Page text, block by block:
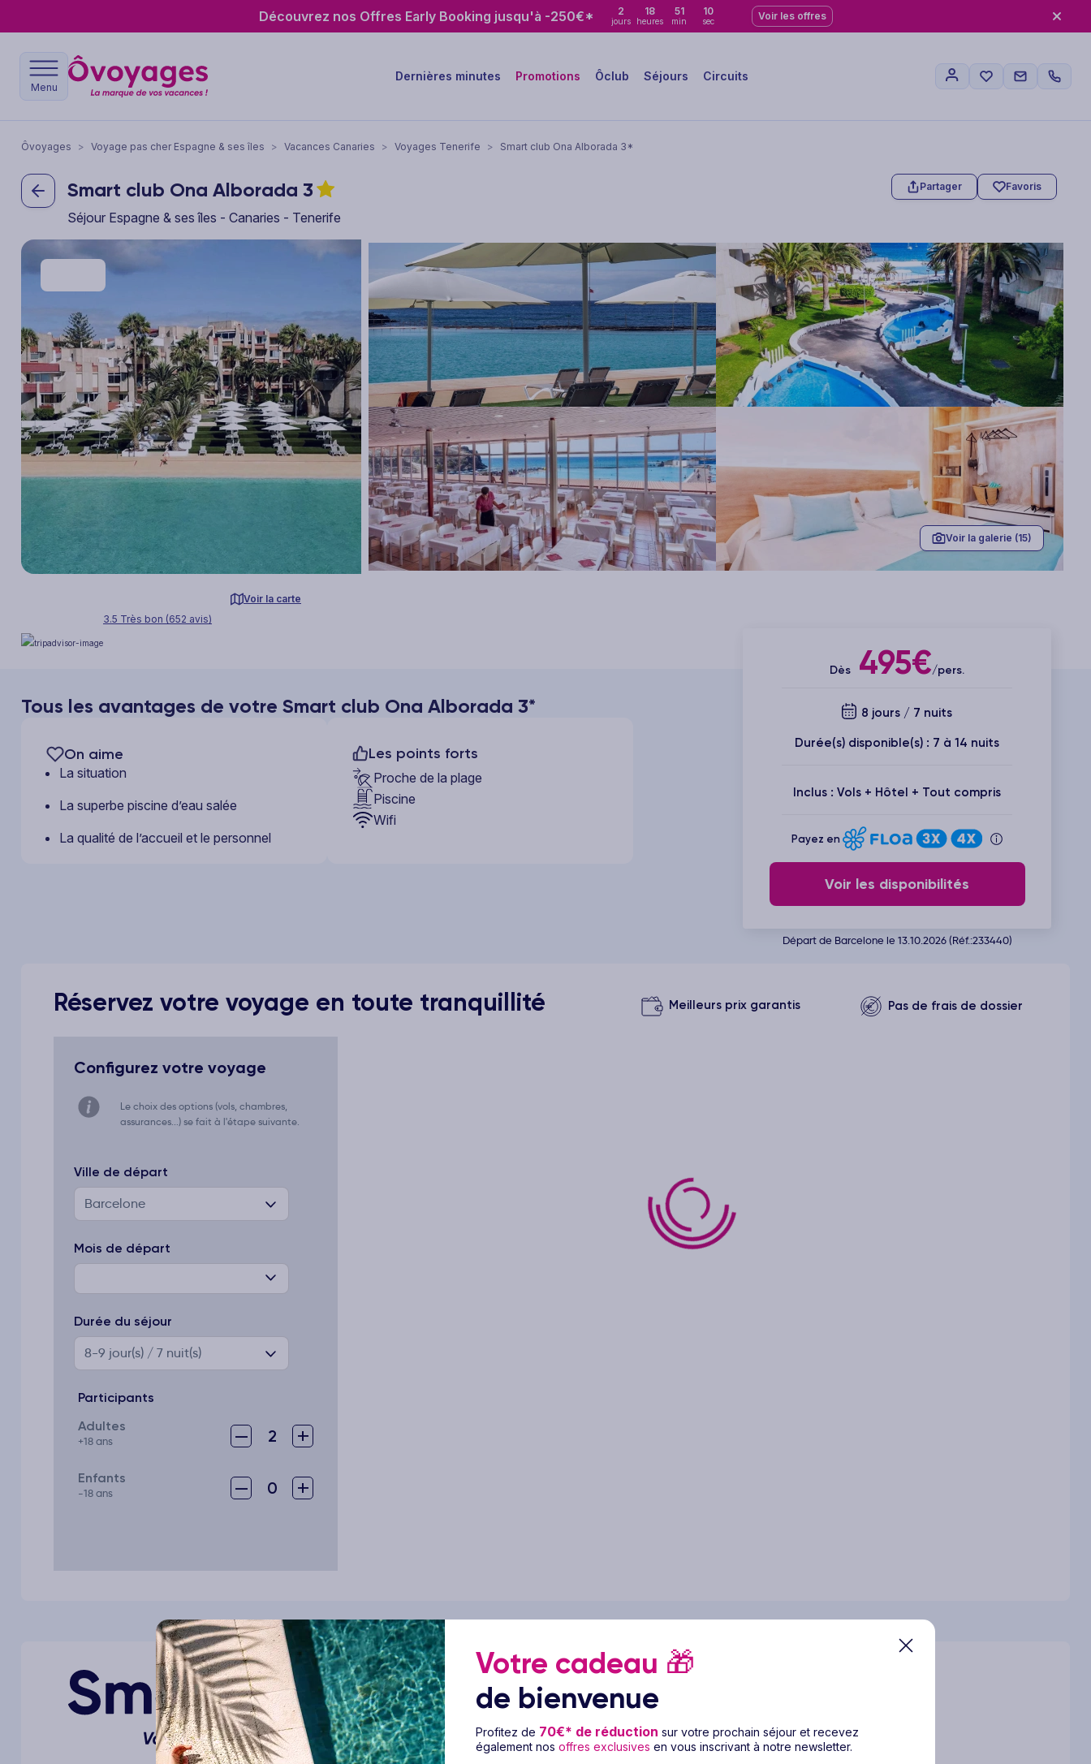
Découvrez nos Offres Early Booking jusqu'à -250€* 2
jours
18
heures
51
min
09
sec Voir les offres
Menu
Dernières minutes Promotions Ôclub Séjours Circuits
Ôvoyages > Voyage pas cher Espagne & ses îles > Vacances Canaries > Voyages Tenerife > Smart club Ona Alborada 3*
Smart club Ona Alborada 3
Séjour Espagne & ses îles - Canaries - Tenerife
Partager Favoris
Voir la galerie (15)
3.5 Très bon (652 avis)
Voir la carte
Tous les avantages de votre Smart club Ona Alborada 3*
On aime
La situation
La superbe piscine d’eau salée
La qualité de l’accueil et le personnel
Les points forts
Proche de la plage
Piscine
Wifi
Dès 495€/pers.
8 jours / 7 nuits
Durée(s) disponible(s) : 7 à 14 nuits
Inclus : Vols + Hôtel + Tout compris
Payez en
Voir les disponibilités
Départ de Barcelone le 13.10.2026 (Réf.:233440)
Réservez votre voyage en toute tranquillité Meilleurs prix garantis Pas de frais de dossier
Configurez votre voyage
Le choix des options (vols, chambres,
assurances...) se fait à l'étape suivante.
Ville de départ
Barcelone
Mois de départ
Durée du séjour
8-9 jour(s) / 7 nuit(s)
Participants
Adultes
+18 ans – 2 +
Enfants
-18 ans – 0 +
Votre cadeau 🎁
de bienvenue
Profitez de 70€* de réduction sur votre prochain séjour et recevez
également nosoffres exclusives en vous inscrivant à notre newsletter.